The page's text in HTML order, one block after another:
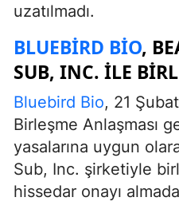
uzatılmadı.
BLUEBIRD BIO,
SUB, INC. ILE
Bluebird Bio, 21
Birleşme Anlaşması
yasalarına uygun
Sub, Inc. şirketiyle
hissedar onayı